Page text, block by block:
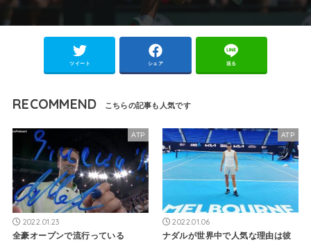
ツイート シェア 送る
RECOMMEND
ATP
2022.01.23
全豪オープンで流行っている
ATP
2022.01.06
ナダルが世界中で人気な理由は彼